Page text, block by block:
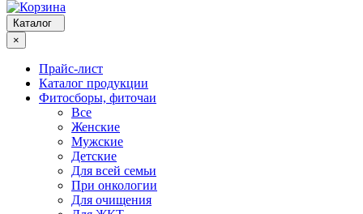
Каталог
×
Прайс-лист
Каталог продукции
Фитосборы, фиточаи
Все
Женские
Мужские
Детские
Для всей семьи
При онкологии
Для очищения